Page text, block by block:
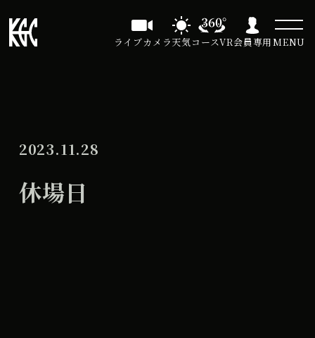
ライブカメラ天気コースVR会員専用MENU
2023.11.28
休場日